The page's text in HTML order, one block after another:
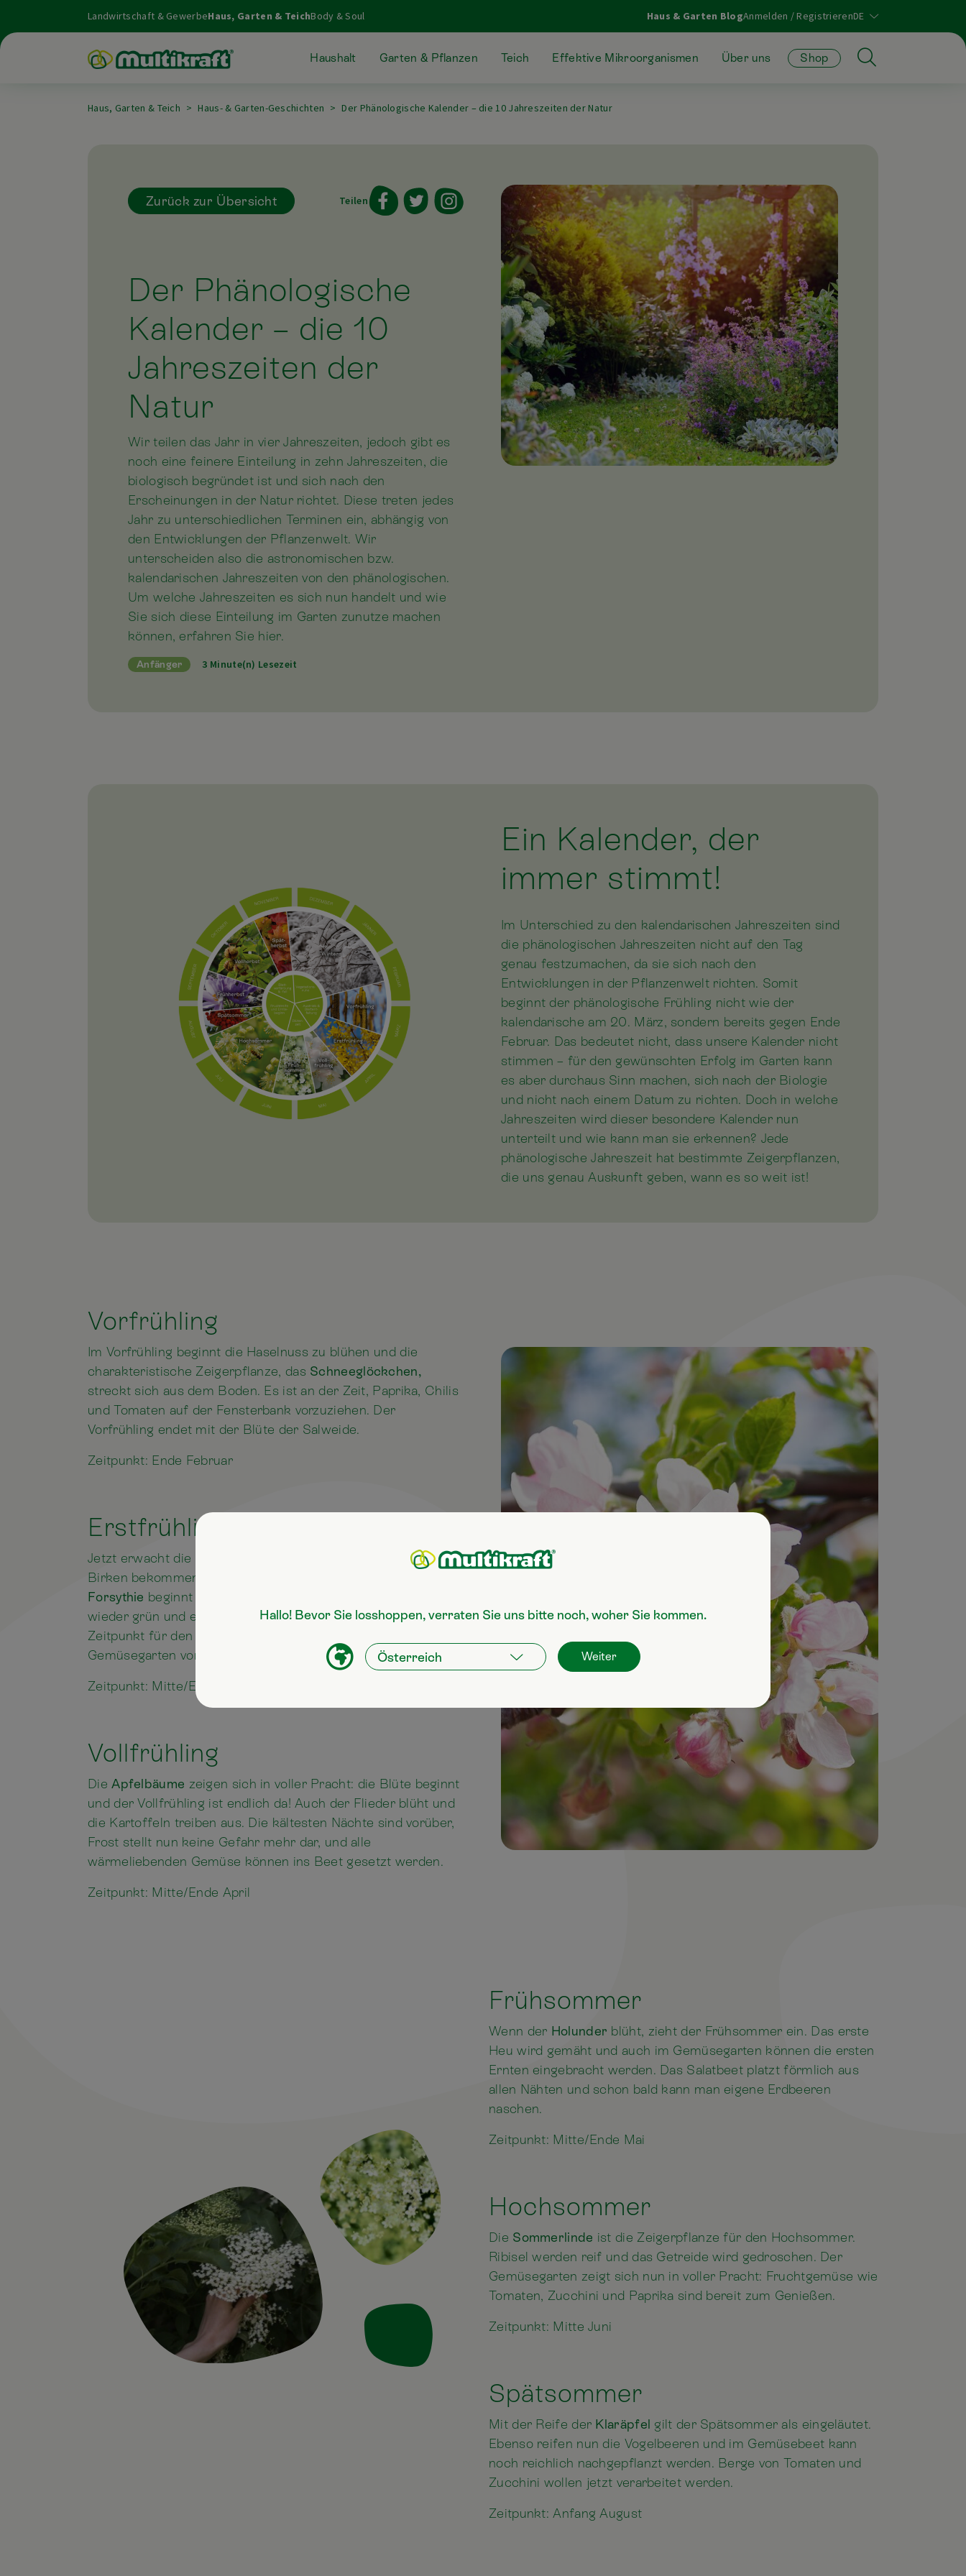
Landwirtschaft & GewerbeHaus, Garten & TeichBody & Soul Haus & Garten BlogAnmelden / Registrieren
Haushalt Garten & Pflanzen Teich Effektive Mikroorganismen Über uns Shop
Haus, Garten & Teich Haus- & Garten-Geschichten Der Phänologische Kalender – die 10 Jahreszeiten der Natur
Zurück zur Übersicht Teilen
Der Phänologische
Kalender – die 10
Jahreszeiten der
Natur
Wir teilen das Jahr in vier Jahreszeiten, jedoch gibt es
noch eine feinere Einteilung in zehn Jahreszeiten, die
biologisch begründet ist und sich nach den
Erscheinungen in der Natur richtet. Diese treten jedes
Jahr zu unterschiedlichen Terminen ein, abhängig von
den Entwicklungen der Pflanzenwelt. Wir
unterscheiden also die astronomischen bzw.
kalendarischen Jahreszeiten von den phänologischen.
Um welche Jahreszeiten es sich nun handelt und wie
Sie sich diese Einteilung im Garten zunutze machen
können, erfahren Sie hier.
Anfänger 3 Minute(n) Lesezeit
Ein Kalender, der
immer stimmt!
Im Unterschied zu den kalendarischen Jahreszeiten sind
die phänologischen Jahreszeiten nicht auf den Tag
genau festzumachen, da sie sich nach den
Entwicklungen in der Pflanzenwelt richten. Somit
beginnt der phänologische Frühling nicht wie der
kalendarische am 20. März, sondern bereits gegen Ende
Februar. Das bedeutet nicht, dass unsere Kalender nicht
stimmen – für den gewünschten Erfolg im Garten kann
es aber durchaus Sinn machen, sich nach der Biologie
und nicht nach einem Datum zu richten. Doch in welche
Jahreszeiten wird dieser besondere Kalender nun
unterteilt und wie kann man sie erkennen? Jede
phänologische Jahreszeit hat bestimmte Zeigerpflanzen,
die uns genau Auskunft geben, wann es so weit ist!
Vorfrühling
Im Vorfrühling beginnt die Haselnuss zu blühen und die
charakteristische Zeigerpflanze, das Schneeglöckchen,
streckt sich aus dem Boden. Es ist an der Zeit, Paprika, Chilis
und Tomaten auf der Fensterbank vorzuziehen. Der
Vorfrühling endet mit der Blüte der Salweide.
Zeitpunkt: Ende Februar
Erstfrühling
Jetzt erwacht die Natur so richtig aus ihrem Winterschlaf.
Birken bekommen die ersten Blätter und mit der Blüte der
Forsythie beginnt der Erstfrühling. Auch die Wiesen werden
wieder grün und es wird spürbar Frühling. Der Perfekte
Zeitpunkt für den Rosenschnitt und um die Beete im
Gemüsegarten vorzubereiten.
Zeitpunkt: Mitte/Ende März
Vollfrühling
DieApfelbäume zeigen sich in voller Pracht: die Blüte beginnt
und der Vollfrühling ist endlich da! Auch der Flieder blüht und
die Kartoffeln treiben aus. Die kältesten Nächte sind vorüber,
Frost stellt nun keine Gefahr mehr dar, und alle
wärmeliebenden Gemüse können ins Beet gesetzt werden.
Zeitpunkt: Mitte/Ende April
Frühsommer
Wenn der Holunder blüht, zieht der Frühsommer ein. Das erste
Heu wird gemäht und auch im Gemüsegarten können die ersten
Ernten eingebracht werden. Das Salatbeet platzt förmlich aus
allen Nähten und schon bald kann man eigene Erdbeeren
naschen.
Zeitpunkt: Mitte/Ende Mai
Hochsommer
Die Sommerlinde ist die Zeigerpflanze für den Hochsommer.
Ribisel werden reif und das Getreide wird gedroschen. Der
Gemüsegarten zeigt sich nun in voller Pracht: Fruchtgemüse wie
Tomaten, Zucchini und Paprika sind bereit zum Genießen.
Zeitpunkt: Mitte Juni
Spätsommer
Mit der Reife der Klaräpfel gilt der Spätsommer als eingeläutet.
Ebenso reifen nun die Vogelbeeren und im Gemüsebeet kann
noch reichlich nachgepflanzt werden. Berge von Tomaten und
Zucchini wollen jetzt verarbeitet werden.
Zeitpunkt: Anfang August
Hallo! Bevor Sie losshoppen, verraten Sie uns bitte noch, woher Sie kommen.
Weiter